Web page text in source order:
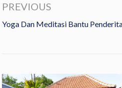
PREVIOUS
Yoga Dan Meditasi Bantu